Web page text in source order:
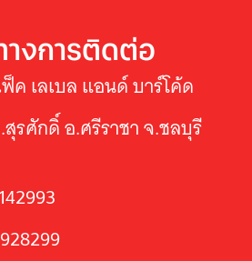
งการติดต่อ
ค เลเบล แอนด์ บาร์โค้ด
รศักดิ์ อ.ศรีราชา จ.ชลบุรี